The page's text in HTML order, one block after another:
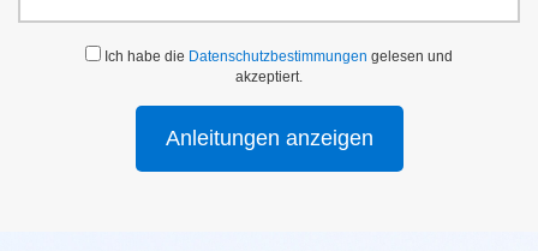
Ich habe die Datenschutzbestimmungen gelesen und
akzeptiert.
Anleitungen anzeigen